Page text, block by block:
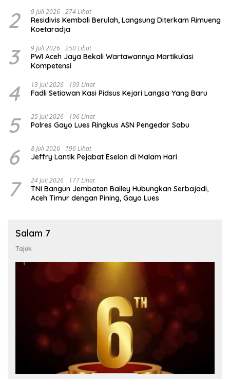
2 9 Juli 2026 274 Lihat
Residivis Kembali Berulah, Langsung Diterkam Rimueng
Koetaradja
3 9 Juli 2026 250 Lihat
PWI Aceh Jaya Bekali Wartawannya Martikulasi
Kompetensi
4 13 Juli 2026 199 Lihat
Fadli Setiawan Kasi Pidsus Kejari Langsa Yang Baru
5 25 Juli 2026 196 Lihat
Polres Gayo Lues Ringkus ASN Pengedar Sabu
6 8 Juli 2026 196 Lihat
Jeffry Lantik Pejabat Eselon di Malam Hari
7 24 Juli 2026 177 Lihat
TNI Bangun Jembatan Bailey Hubungkan Serbajadi,
Aceh Timur dengan Pining, Gayo Lues
Salam 7
Tajuk